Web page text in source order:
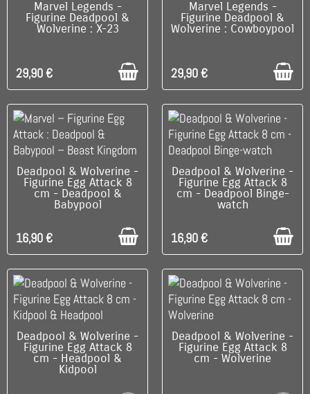
C'EST LE DERNIER !
Marvel Legends -
Figurine Deadpool &
Wolverine : X-23
29,90 €
DISPONIBLE
Marvel Legends -
Figurine Deadpool &
Wolverine : Cowboypool
29,90 €
C'EST LE DERNIER !
Deadpool & Wolverine -
Figurine Egg Attack 8
cm - Deadpool &
Babypool
16,90 €
C'EST LE DERNIER !
Deadpool & Wolverine -
Figurine Egg Attack 8
cm - Deadpool Binge-
watch
16,90 €
RUPTURE DE STOCK
Deadpool & Wolverine -
Figurine Egg Attack 8
cm - Headpool &
Kidpool
RUPTURE DE STOCK
Deadpool & Wolverine -
Figurine Egg Attack 8
cm - Wolverine